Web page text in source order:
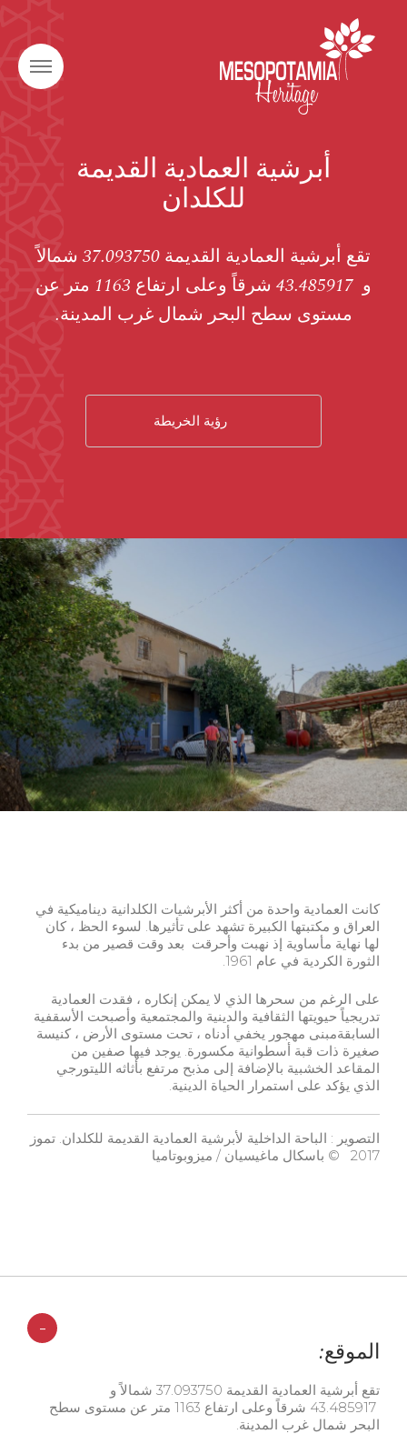
أبرشية العمادية القديمة
للكلدان
تقع أبرشية العمادية القديمة 37.093750 شمالاً
و 43.485917 شرقاً وعلى ارتفاع 1163 متر عن
مستوى سطح البحر شمال غرب المدينة.
رؤية الخريطة
كانت العمادية واحدة من أكثر الأبرشيات الكلدانية ديناميكية في
العراق و مكتبتها الكبيرة تشهد على تأثيرها. لسوء الحظ ، كان
لها نهاية مأساوية إذ نهبت وأحرقت بعد وقت قصير من بدء
الثورة الكردية في عام 1961.
على الرغم من سحرها الذي لا يمكن إنكاره ، فقدت العمادية
تدريجياً حيويتها الثقافية والدينية والمجتمعية وأصبحت الأسقفية
السابقةمبنى مهجور يخفي أدناه ، تحت مستوى الأرض ، كنيسة
صغيرة ذات قبة أسطوانية مكسورة. يوجد فيها صفين من
المقاعد الخشبية بالإضافة إلى مذبح مرتفع بأثاثه الليتورجي
الذي يؤكد على استمرار الحياة الدينية.
التصوير : الباحة الداخلية لأبرشية العمادية القديمة للكلدان. تموز
2017
© باسكال ماغيسيان / ميزوبوتاميا
-
الموقع:
تقع أبرشية العمادية القديمة 37.093750 شمالاً و
43.485917 شرقاً وعلى ارتفاع 1163 متر عن مستوى سطح
البحر شمال غرب المدينة.